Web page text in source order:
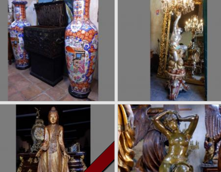
Grande paire de vases
asiatiques, 165 cm
Nubien porte torchère
en bois, deux mètres